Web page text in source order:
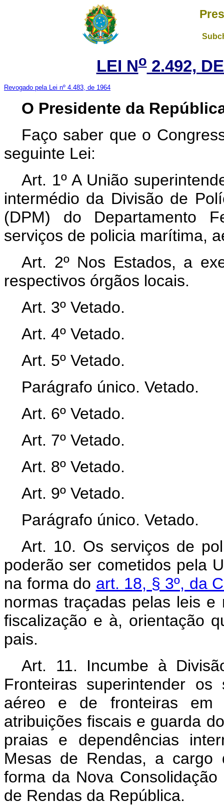
LEI No2.492,
Revogado pela Lei nº 4.483, de 1964
O Presidente da
Faço saber que o
seguinte Lei:
Art. 1º A União
intermédio da Divisão de
(DPM) do Departamento
serviços de policia marítima,
Art. 2º Nos Estados, a
respectivos órgãos locais.
Art. 3º Vetado.
Art. 4º Vetado.
Art. 5º Vetado.
Parágrafo único. Vetado.
Art. 6º Vetado.
Art. 7º Vetado.
Art. 8º Vetado.
Art. 9º Vetado.
Parágrafo único. Vetado.
Art. 10. Os serviços de
poderão ser cometidos pela
na forma do art. 18, § 3º, da
normas traçadas pelas leis
fiscalização e à, orientação
pais.
Art. 11. Incumbe à
Fronteiras superintender
aéreo e de fronteiras
atribuições fiscais e guarda
praias e dependências
Mesas de Rendas, a cargo
forma da Nova
de Rendas da República.